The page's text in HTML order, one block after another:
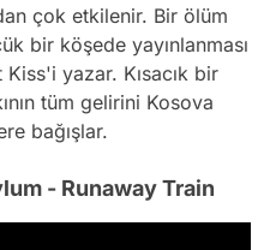
çok etkilenir. Bir ölüm
bir köşede yayınlanması
yazar. Kısacık bir
tüm gelirini Kosova
bağışlar.
- Runaway Train